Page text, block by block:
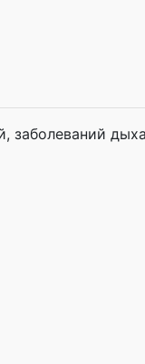
заболеваний